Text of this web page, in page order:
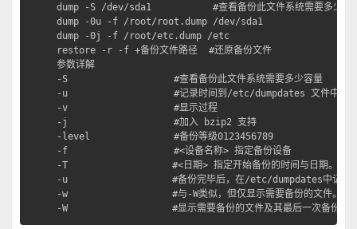
dump -S /dev/sda1           #查看备份此文件系统需要多少容
dump -0u -f /root/root.dump /dev/sda1
dump -0j -f /root/etc.dump /etc
restore -r -f +备份文件路径  #还原备份文件
参数详解
-S                   #查看备份此文件系统需要多少容量
-u                   #记录时间到/etc/dumpdates 文件中
-v                   #显示过程
-j                   #加入 bzip2 支持
-level               #备份等级0123456789
-f                   #<设备名称> 指定备份设备
-T 　                #<日期> 指定开始备份的时间与日期。
-u 　                #备份完毕后，在/etc/dumpdates中记录
-w 　                #与-W类似，但仅显示需要备份的文件。
-W 　                #显示需要备份的文件及其最后一次备份的